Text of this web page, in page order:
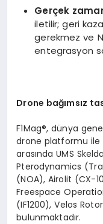
Gerçek
iletilir; geri
gerekmez ve
entegrasyon
Drone bağımsız
F1Mag®, dünya
drone platformu ile
arasında UMS
Pterodynamics
(NOA), Airolit (CX-
Freespace
(IF1200), Velos
bulunmaktadır.